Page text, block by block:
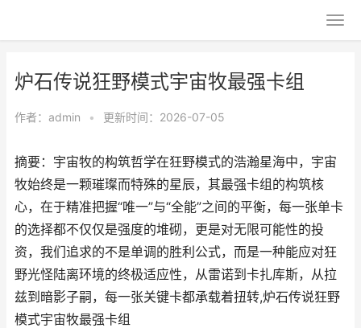
炉石传说狂野模式宇宙牧最强卡组
作者： admin • 更新时间：2026-07-05
摘要：宇宙牧的构筑哲学在狂野模式的浩瀚星海中，宇宙
牧始终是一颗璀璨而特殊的星辰，其最强卡组的构筑核
心，在于精准把握“唯一”与“全能”之间的平衡，每一张单卡
的选择都不仅仅是强度的堆砌，更是对无限可能性的投
资，我们追求的不是单调的胜利公式，而是一种能应对狂
野光怪陆离环境的终极适应性，从雷诺到卡扎库斯，从拉
兹到暗影子嗣，每一张关键卡都承载着扭转,炉石传说狂野
模式宇宙牧最强卡组